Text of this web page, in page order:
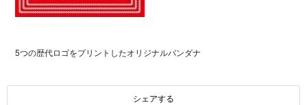
5つの歴代ロゴをプリントしたオリジナルバンダナ
シェアする